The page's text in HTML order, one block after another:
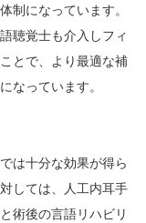
制になっています。
聴覚士も介入しフィ
とで、より最適な補
なっています。
は十分な効果が得ら
しては、人工内耳手
術後の言語リハビリ